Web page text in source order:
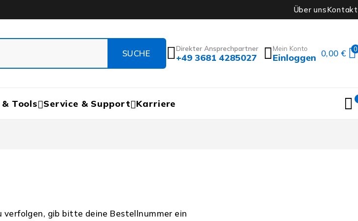
Über unsKontakt
Direkter Ansprechpartner
+49 3681 4285027
Mein Konto
Einloggen 0,00 € 0
& Tools Service & Support Karriere
verfolgen, gib bitte deine Bestellnummer ein